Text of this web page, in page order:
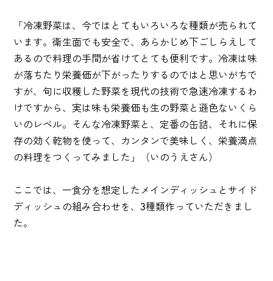
「冷凍野菜は、今ではとてもいろいろな種類が売られて
います。衛生面でも安全で、あらかじめ下ごしらえして
あるので料理の手間が省けてとても便利です。冷凍は味
が落ちたり栄養価が下がったりするのではと思いがちで
すが、旬に収穫した野菜を現代の技術で急速冷凍するわ
けですから、実は味も栄養価も生の野菜と遜色ないくら
いのレベル。そんな冷凍野菜と、定番の缶詰、それに保
存の効く乾物を使って、カンタンで美味しく、栄養満点
の料理をつくってみました」（いのうえさん）
ここでは、一食分を想定したメインディッシュとサイド
ディッシュの組み合わせを、3種類作っていただきまし
た。